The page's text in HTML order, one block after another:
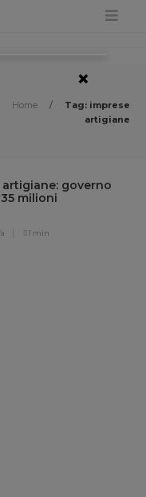
Home /
Tag: imprese
artigiane
artigiane: governo
milioni
1 min
×